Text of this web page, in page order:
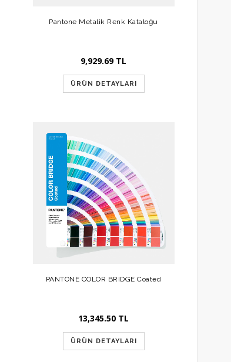
Pantone Metalik Renk Kataloğu
9,929.69 TL
ÜRÜN DETAYLARI
PANTONE COLOR BRIDGE Coated
13,345.50 TL
ÜRÜN DETAYLARI